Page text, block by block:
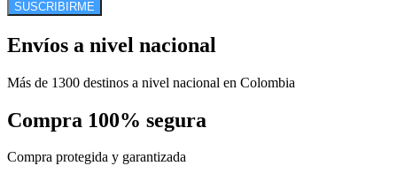
SUSCRIBIRME
Envíos a nivel nacional
Más de 1300 destinos a nivel nacional en Colombia
Compra 100% segura
Compra protegida y garantizada